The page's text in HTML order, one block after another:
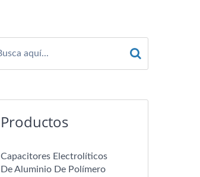
Productos
Capacitores Electrolíticos
De Aluminio De Polímero